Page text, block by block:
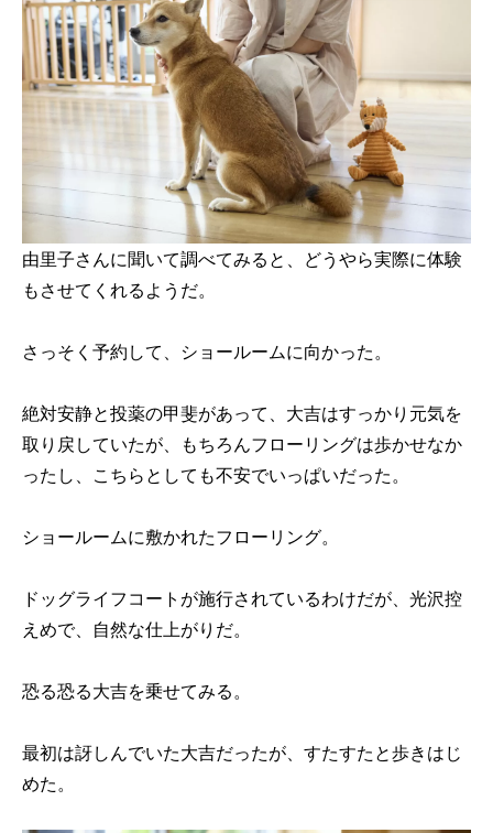
由里子さんに聞いて調べてみると、どうやら実際に体験
もさせてくれるようだ。
さっそく予約して、ショールームに向かった。
絶対安静と投薬の甲斐があって、大吉はすっかり元気を
取り戻していたが、もちろんフローリングは歩かせなか
ったし、こちらとしても不安でいっぱいだった。
ショールームに敷かれたフローリング。
ドッグライフコートが施行されているわけだが、光沢控
えめで、自然な仕上がりだ。
恐る恐る大吉を乗せてみる。
最初は訝しんでいた大吉だったが、すたすたと歩きはじ
めた。